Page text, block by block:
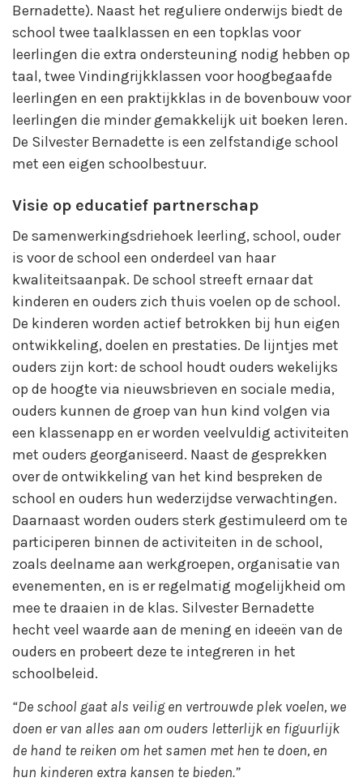
Bernadette). Naast het reguliere onderwijs biedt de
school twee taalklassen en een topklas voor
leerlingen die extra ondersteuning nodig hebben op
taal, twee Vindingrijkklassen voor hoogbegaafde
leerlingen en een praktijkklas in de bovenbouw voor
leerlingen die minder gemakkelijk uit boeken leren.
De Silvester Bernadette is een zelfstandige school
met een eigen schoolbestuur.
Visie op educatief partnerschap
De samenwerkingsdriehoek leerling, school, ouder
is voor de school een onderdeel van haar
kwaliteitsaanpak. De school streeft ernaar dat
kinderen en ouders zich thuis voelen op de school.
De kinderen worden actief betrokken bij hun eigen
ontwikkeling, doelen en prestaties. De lijntjes met
ouders zijn kort: de school houdt ouders wekelijks
op de hoogte via nieuwsbrieven en sociale media,
ouders kunnen de groep van hun kind volgen via
een klassenapp en er worden veelvuldig activiteiten
met ouders georganiseerd. Naast de gesprekken
over de ontwikkeling van het kind bespreken de
school en ouders hun wederzijdse verwachtingen.
Daarnaast worden ouders sterk gestimuleerd om te
participeren binnen de activiteiten in de school,
zoals deelname aan werkgroepen, organisatie van
evenementen, en is er regelmatig mogelijkheid om
mee te draaien in de klas. Silvester Bernadette
hecht veel waarde aan de mening en ideeën van de
ouders en probeert deze te integreren in het
schoolbeleid.
“De school gaat als veilig en vertrouwde plek voelen, we
doen er van alles aan om ouders letterlijk en figuurlijk
de hand te reiken om het samen met hen te doen, en
hun kinderen extra kansen te bieden.”